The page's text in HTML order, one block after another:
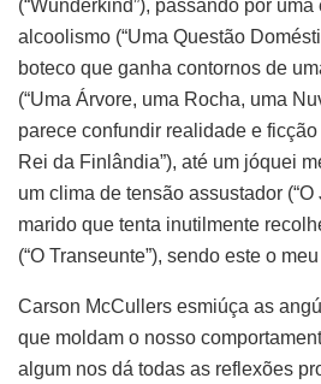
(“Wunderkind”), passando por
alcoolismo (“Uma Questão
boteco que ganha contornos de
(“Uma Árvore, uma Rocha, uma
parece confundir realidade e
Rei da Finlândia”), até um jóquei
um clima de tensão assustador (“O
marido que tenta inutilmente
(“O Transeunte”), sendo este o
Carson McCullers esmiúça as
que moldam o nosso
algum nos dá todas as reflexões